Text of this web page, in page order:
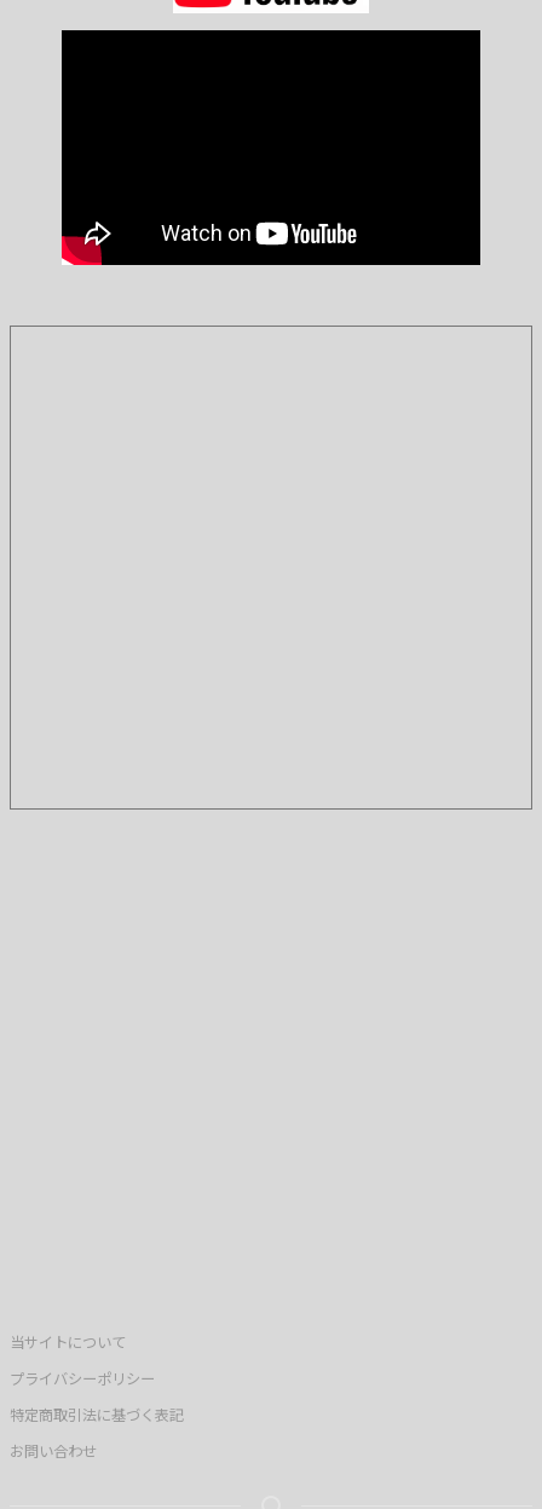
当サイトについて
プライバシーポリシー
特定商取引法に基づく表記
お問い合わせ